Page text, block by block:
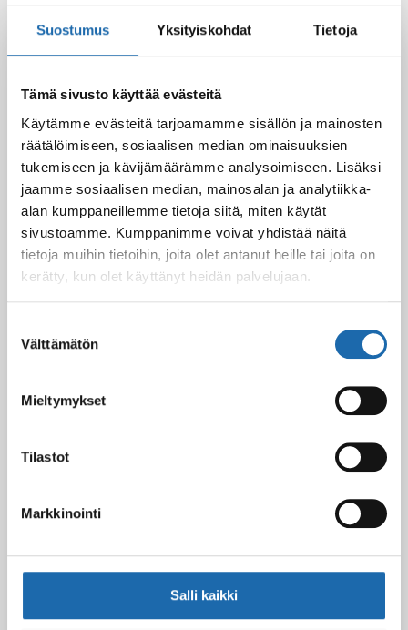
Suostumus Yksityiskohdat Tietoja
Tämä sivusto käyttää evästeitä
Käytämme evästeitä tarjoamamme sisällön ja mainosten
räätälöimiseen, sosiaalisen median ominaisuuksien
tukemiseen ja kävijämäärämme analysoimiseen. Lisäksi
jaamme sosiaalisen median, mainosalan ja analytiikka-
alan kumppaneillemme tietoja siitä, miten käytät
sivustoamme. Kumppanimme voivat yhdistää näitä
tietoja muihin tietoihin, joita olet antanut heille tai joita on
kerätty, kun olet käyttänyt heidän palvelujaan.
valinta
Välttämätön
Mieltymykset
Tilastot
Markkinointi
Salli kaikki
Latest Post
28.11.2025
Kevään uutuus tuotteet ovat nyt
verkkokaupassa!
10.03.2025
Softcare Ystävänpäivä ale
Tutustu uuteen kengänhoitosarjaamme
10.10.2024